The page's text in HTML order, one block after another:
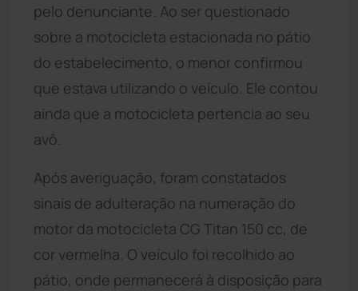
pelo denunciante. Ao ser questionado
sobre a motocicleta estacionada no pátio
do estabelecimento, o menor confirmou
que estava utilizando o veículo. Ele contou
ainda que a motocicleta pertencia ao seu
avô.
Após averiguação, foram constatados
sinais de adulteração na numeração do
motor da motocicleta CG Titan 150 cc, de
cor vermelha. O veículo foi recolhido ao
pátio, onde permanecerá à disposição para